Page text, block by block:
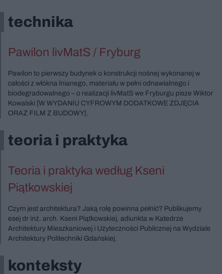
technika
Pawilon livMatS / Fryburg
Pawilon to pierwszy budynek o konstrukcji nośnej wykonanej w
całości z włókna lnianego, materiału w pełni odnawialnego i
biodegradowalnego – o realizacji livMatS we Fryburgu pisze Wiktor
Kowalski [W WYDANIU CYFROWYM DODATKOWE ZDJĘCIA
ORAZ FILM Z BUDOWY].
teoria i praktyka
Teoria i praktyka według Kseni
Piątkowskiej
Czym jest architektura? Jaką rolę powinna pełnić? Publikujemy
esej dr inż. arch. Kseni Piątkowskiej, adiunkta w Katedrze
Architektury Mieszkaniowej i Użyteczności Publicznej na Wydziale
Architektury Politechniki Gdańskiej.
konteksty